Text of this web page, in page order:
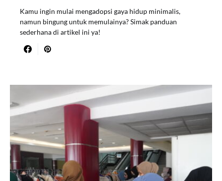
Kamu ingin mulai mengadopsi gaya hidup minimalis,
namun bingung untuk memulainya? Simak panduan
sederhana di artikel ini ya!